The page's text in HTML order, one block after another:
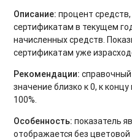
Описание: процент
сертификатам в текущем
начисленных средств.
сертификатам уже
Рекомендации:
значение близко к 0, к
100%.
Особенность: показатель
отображается без